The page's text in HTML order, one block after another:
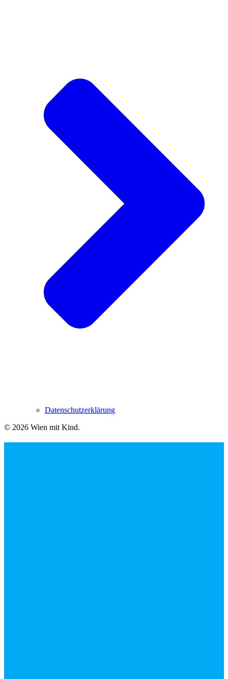
Datenschutzerklärung
© 2026 Wien mit Kind.